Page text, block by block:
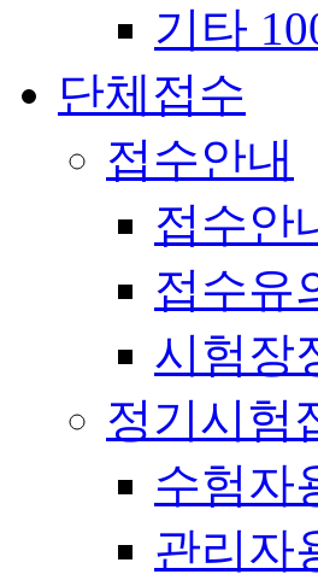
기타
단체접수
접수안내
접수안
접수유
시험장
정기시험
수험자
관리자